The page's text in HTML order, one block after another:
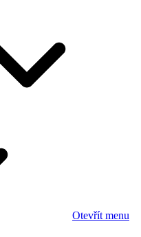
Otevřít menu